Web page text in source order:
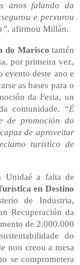
anos falando da
e perxurou
, afirmou Millán.
do Marisco tamén
por primeira vez,
evento deste ano e
as bases para o
da Festa, un
comunidade.
“É
de promoción do
de aproveitar
turístico de
Unidaé a falta de
en Destino
de Industria,
Recuperación da
de 2.000.000
do
non creou a mesa
se comprometera